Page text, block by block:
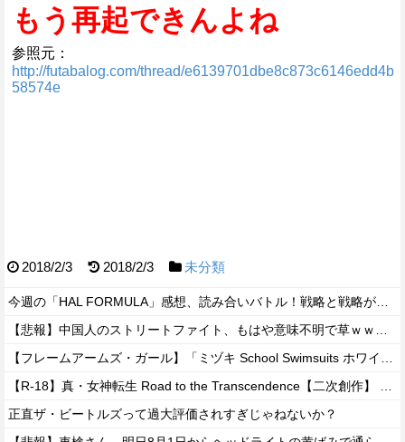
もう再起できんよね
参照元：
http://futabalog.com/thread/e6139701dbe8c873c6146edd4b
58574e
2018/2/3 2018/2/3 未分類
正直ザ・ビートルズって過大評価されすぎじゃねないか？